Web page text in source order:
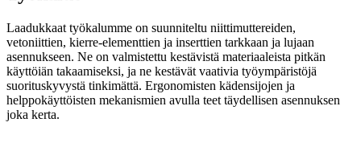
Laadukkaat työkalumme on suunniteltu niittimuttereiden,
vetoniittien, kierre-elementtien ja inserttien tarkkaan ja lujaan
asennukseen. Ne on valmistettu kestävistä materiaaleista pitkän
käyttöiän takaamiseksi, ja ne kestävät vaativia työympäristöjä
suorituskyvystä tinkimättä. Ergonomisten kädensijojen ja
helppokäyttöisten mekanismien avulla teet täydellisen asennuksen
joka kerta.